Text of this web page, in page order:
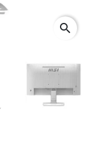
search